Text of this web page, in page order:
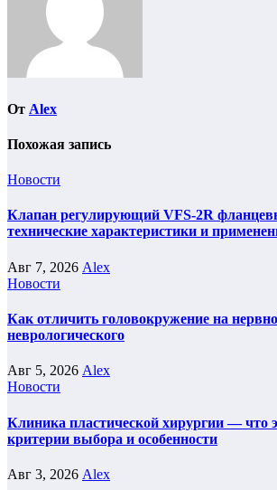
От Alex
Похожая запись
Новости
Клапан регулирующий VFS-2R
технические характеристики и
Авг 7, 2026 Alex
Новости
Как отличить головокружение на
неврологического
Авг 5, 2026 Alex
Новости
Клиника пластической хирургии — что
критерии выбора и особенности
Авг 3, 2026 Alex